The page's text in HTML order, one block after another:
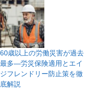
60歳以上の労働災害が過去
最多―労災保険適用とエイ
ジフレンドリー防止策を徹
底解説